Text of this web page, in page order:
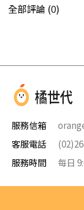
全部評論 (0)
服務信箱
客服電話
服務時間
每日